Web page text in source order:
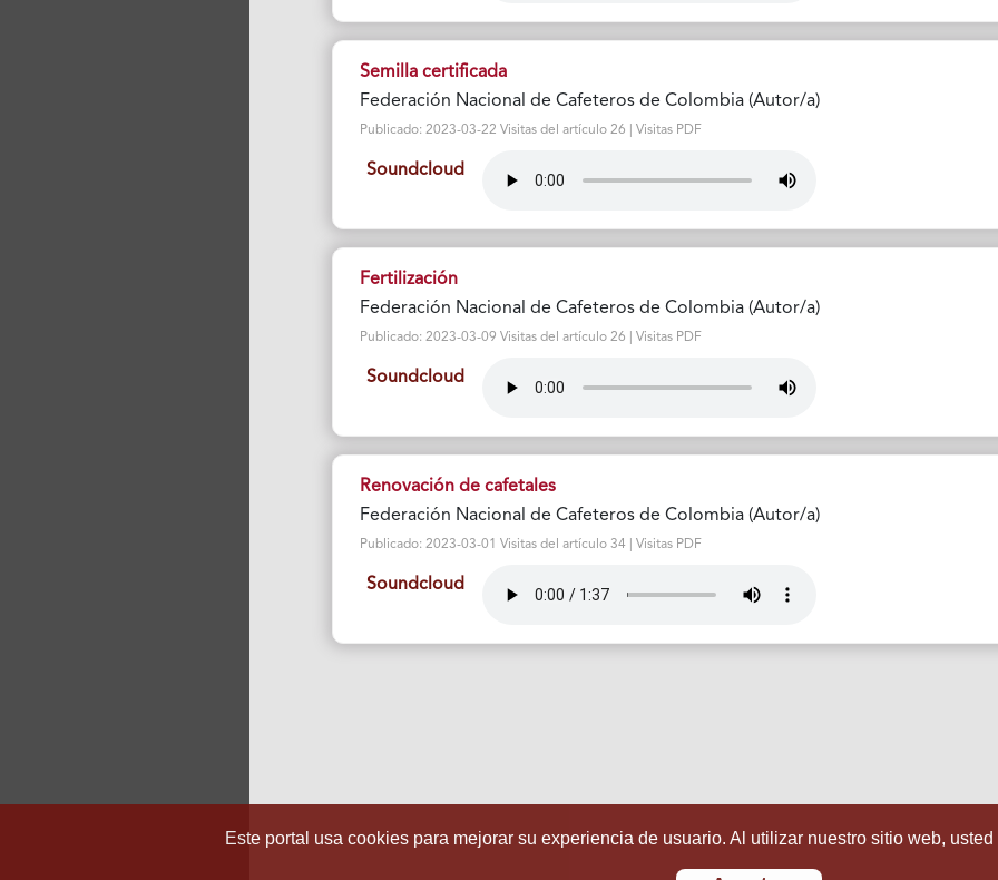
Semilla certificada
Federación Nacional de Cafeteros de Colombia (Autor/a)
Publicado: 2023-03-22 Visitas del artículo 26 | Visitas PDF
Soundcloud
Fertilización
Federación Nacional de Cafeteros de Colombia (Autor/a)
Publicado: 2023-03-09 Visitas del artículo 26 | Visitas PDF
Soundcloud
Renovación de cafetales
Federación Nacional de Cafeteros de Colombia (Autor/a)
Publicado: 2023-03-01 Visitas del artículo 34 | Visitas PDF
Soundcloud
Este portal usa cookies para mejorar su experiencia de usuario. Al utilizar nuestro sitio web,